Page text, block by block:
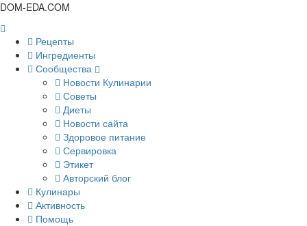
DOM-EDA.COM
Рецепты
Ингредиенты
Сообщества
Новости Кулинарии
Советы
Диеты
Новости сайта
Здоровое питание
Сервировка
Этикет
Авторский блог
Кулинары
Активность
Помощь